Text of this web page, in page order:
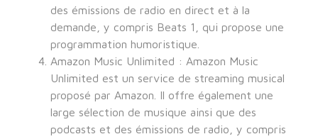
des émissions de radio en direct et à la
demande, y compris Beats 1, qui propose une
programmation humoristique.
Amazon Music Unlimited : Amazon Music
Unlimited est un service de streaming musical
proposé par Amazon. Il offre également une
large sélection de musique ainsi que des
podcasts et des émissions de radio, y compris